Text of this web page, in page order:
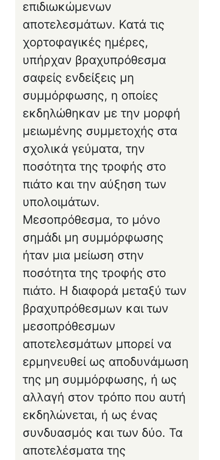
επιδιωκώμενων
αποτελεσμάτων. Κατά τις
χορτοφαγικές ημέρες,
υπήρχαν βραχυπρόθεσμα
σαφείς ενδείξεις μη
συμμόρφωσης, η οποίες
εκδηλώθηκαν με την μορφή
μειωμένης συμμετοχής στα
σχολικά γεύματα, την
ποσότητα της τροφής στο
πιάτο και την αύξηση των
υπολοιμάτων.
Μεσοπρόθεσμα, το μόνο
σημάδι μη συμμόρφωσης
ήταν μια μείωση στην
ποσότητα της τροφής στο
πιάτο. Η διαφορά μεταξύ των
βραχυπρόθεσμων και των
μεσοπρόθεσμων
αποτελεσμάτων μπορεί να
ερμηνευθεί ως αποδυνάμωση
της μη συμμόρφωσης, ή ως
αλλαγή στον τρόπο που αυτή
εκδηλώνεται, ή ως ένας
συνδυασμός και των δύο. Τα
αποτελέσματα της